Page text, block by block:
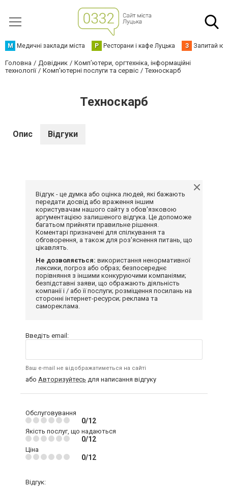
М Медичні заклади міста Р Ресторани і кафе Луцька З Запитай
Головна Довідник
Комп’ютери, оргтехніка, інформаційні
технології
Комп'ютерні послуги та сервіс Техноскарб
Техноскарб
Опис Відгуки
Відгук - це думка або оцінка людей, які бажають
передати досвід або враження іншим
користувачам нашого сайту з обов'язковою
аргументацією залишеного відгука. Це допоможе
багатьом прийняти правильне рішення.
Коментарі призначені для спілкування та
обговорення, а також для роз'яснення питань, що
цікавлять.
Не дозволяється: використання ненормативної
лексики, погроз або образ; безпосереднє
порівняння з іншими конкуруючими компаніями;
безпідставні заяви, що ображають діяльність
компанії і / або її послуги; розміщення посилань на
сторонні інтернет-ресурси; реклама та
самореклама.
Введіть email:
Ваш e-mail не відображатиметься на сайті
або Авторизуйтесь для написання відгуку
Обслуговування
0/12
Якість послуг, що надаються
0/12
Ціна
0/12
Відгук: